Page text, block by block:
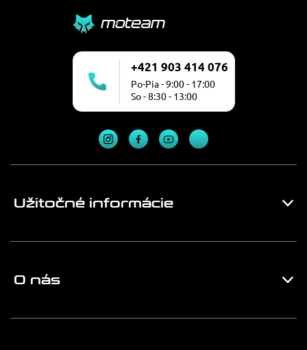
+421 903 414 076
Po-Pia - 9:00 - 17:00
So - 8:30 - 13:00
Užitočné informácie
O nás